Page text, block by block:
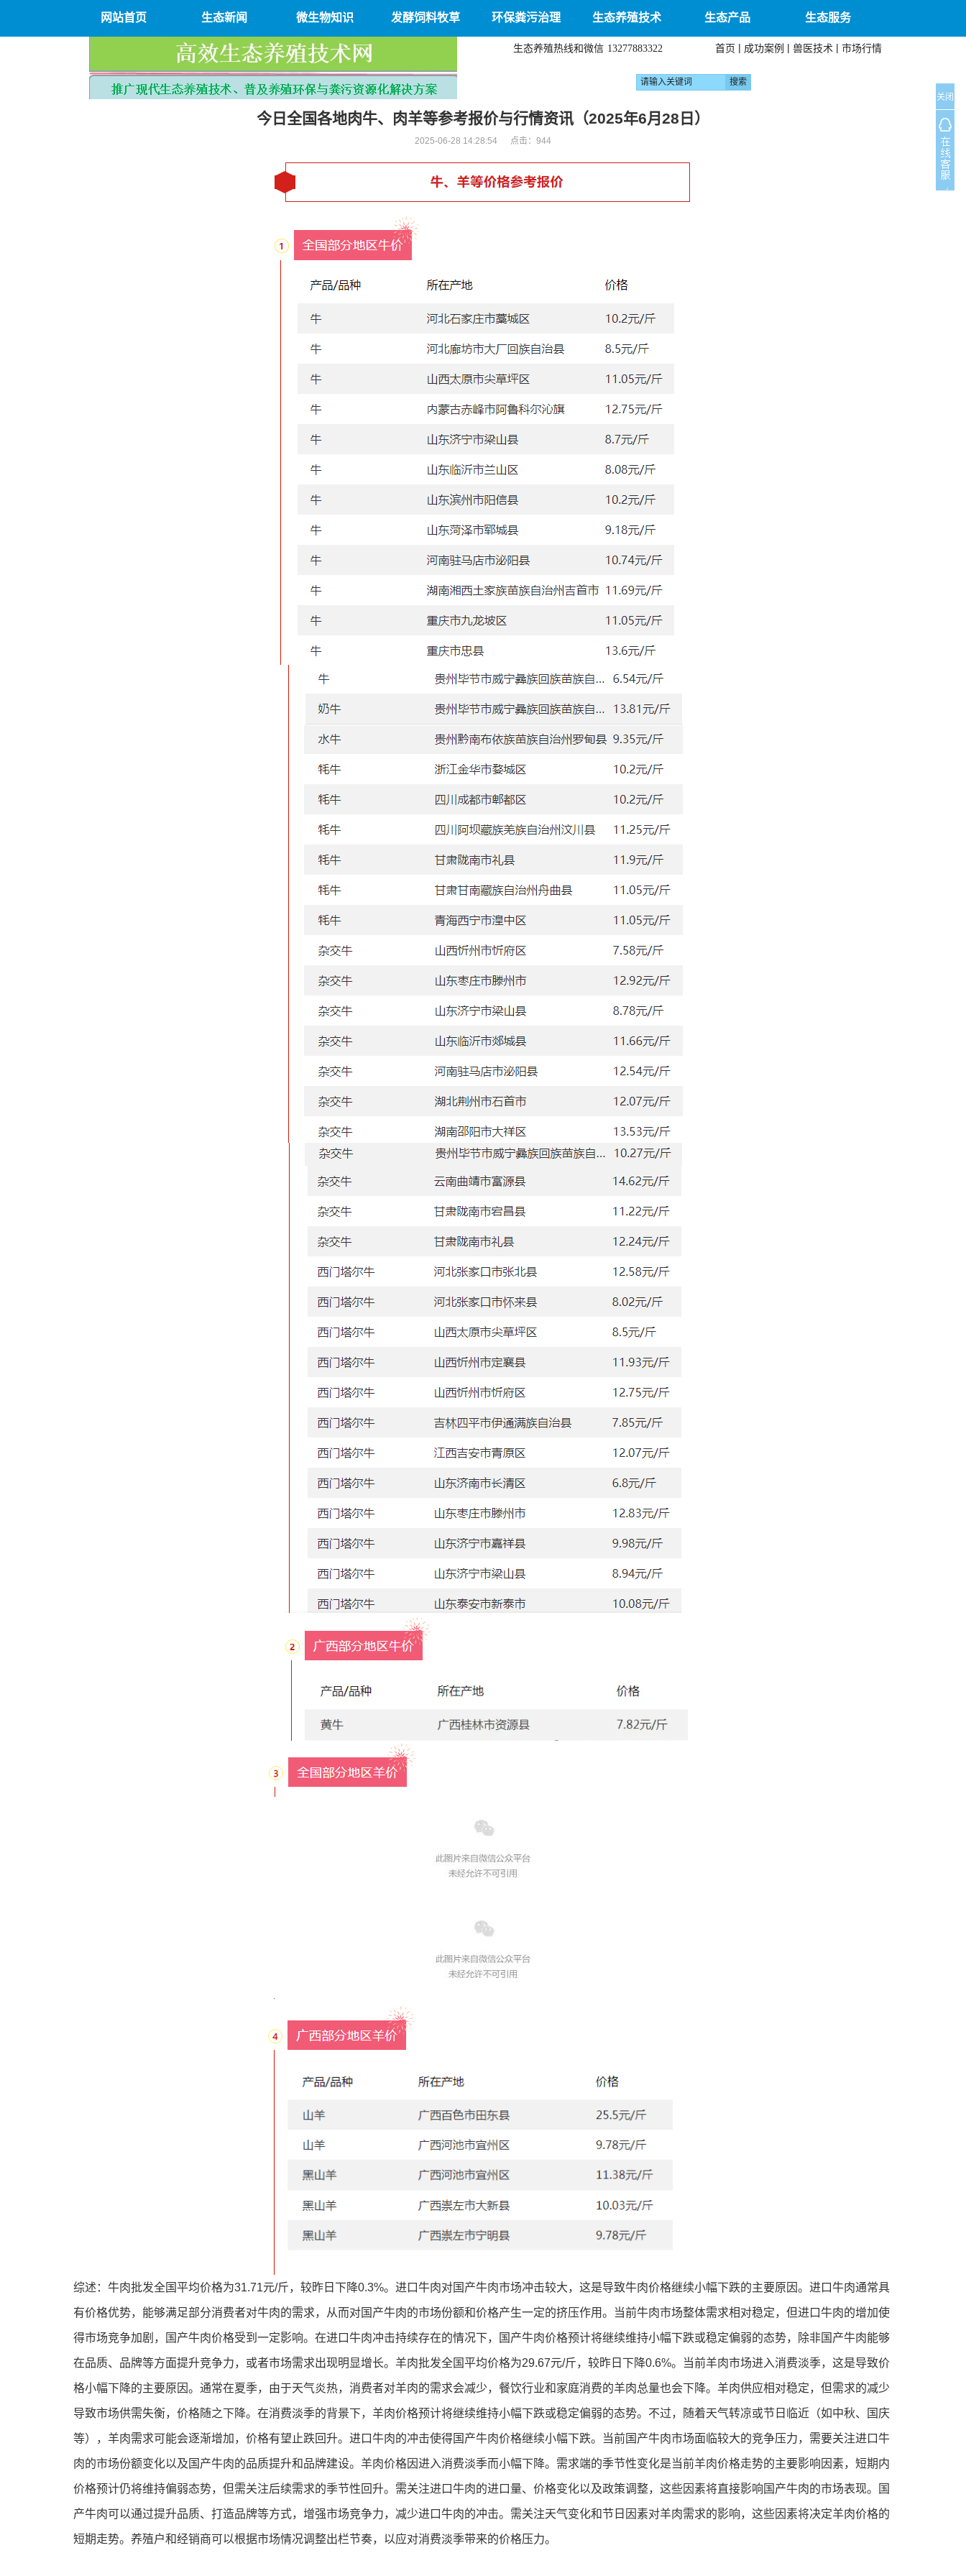
网站首页 生态新闻 微生物知识 发酵饲料牧草 环保粪污治理 生态养殖技术 生态产品 生态服务
首页 | 成功案例 | 兽医技术 | 市场行情
生态养殖热线和微信 13277883322
今日全国各地肉牛、肉羊等参考报价与行情资讯（2025年6月28日）
2025-06-28 14:28:54 点击： 944
综述：牛肉批发全国平均价格为31.71元/斤，较昨日下降0.3%。进口牛肉对国产牛肉市场冲击较大，这是导致牛肉价格继续小幅下跌的主要原因。进口牛肉通常具
有价格优势，能够满足部分消费者对牛肉的需求，从而对国产牛肉的市场份额和价格产生一定的挤压作用。当前牛肉市场整体需求相对稳定，但进口牛肉的增加使
得市场竞争加剧，国产牛肉价格受到一定影响。在进口牛肉冲击持续存在的情况下，国产牛肉价格预计将继续维持小幅下跌或稳定偏弱的态势，除非国产牛肉能够
在品质、品牌等方面提升竞争力，或者市场需求出现明显增长。羊肉批发全国平均价格为29.67元/斤，较昨日下降0.6%。当前羊肉市场进入消费淡季，这是导致价
格小幅下降的主要原因。通常在夏季，由于天气炎热，消费者对羊肉的需求会减少，餐饮行业和家庭消费的羊肉总量也会下降。羊肉供应相对稳定，但需求的减少
导致市场供需失衡，价格随之下降。在消费淡季的背景下，羊肉价格预计将继续维持小幅下跌或稳定偏弱的态势。不过，随着天气转凉或节日临近（如中秋、国庆
等），羊肉需求可能会逐渐增加，价格有望止跌回升。进口牛肉的冲击使得国产牛肉价格继续小幅下跌。当前国产牛肉市场面临较大的竞争压力，需要关注进口牛
肉的市场份额变化以及国产牛肉的品质提升和品牌建设。羊肉价格因进入消费淡季而小幅下降。需求端的季节性变化是当前羊肉价格走势的主要影响因素，短期内
价格预计仍将维持偏弱态势，但需关注后续需求的季节性回升。需关注进口牛肉的进口量、价格变化以及政策调整，这些因素将直接影响国产牛肉的市场表现。国
产牛肉可以通过提升品质、打造品牌等方式，增强市场竞争力，减少进口牛肉的冲击。需关注天气变化和节日因素对羊肉需求的影响，这些因素将决定羊肉价格的
短期走势。养殖户和经销商可以根据市场情况调整出栏节奏，以应对消费淡季带来的价格压力。
关闭